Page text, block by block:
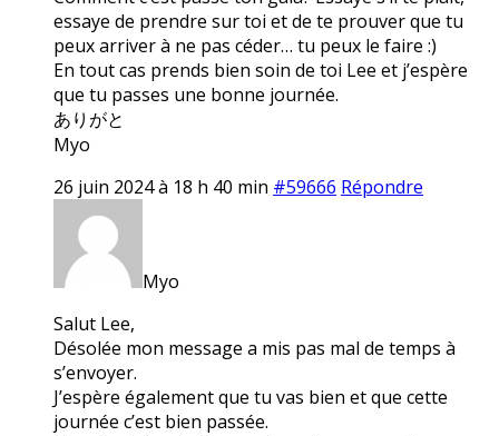
essaye de prendre sur toi et de te prouver que tu
peux arriver à ne pas céder… tu peux le faire :)
En tout cas prends bien soin de toi Lee et j’espère
que tu passes une bonne journée.
ありがと
Myo
26 juin 2024 à 18 h 40 min #59666 Répondre
Myo
Salut Lee,
Désolée mon message a mis pas mal de temps à
s’envoyer.
J’espère également que tu vas bien et que cette
journée c’est bien passée.